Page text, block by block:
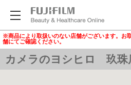
※商品により取扱いのない店舗がございます。お
舗にてご確認ください。
カメラのヨシヒロ 玖珠